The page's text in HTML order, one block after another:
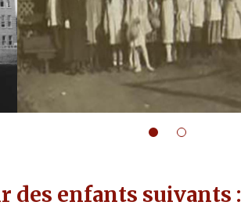
des enfants suivants :